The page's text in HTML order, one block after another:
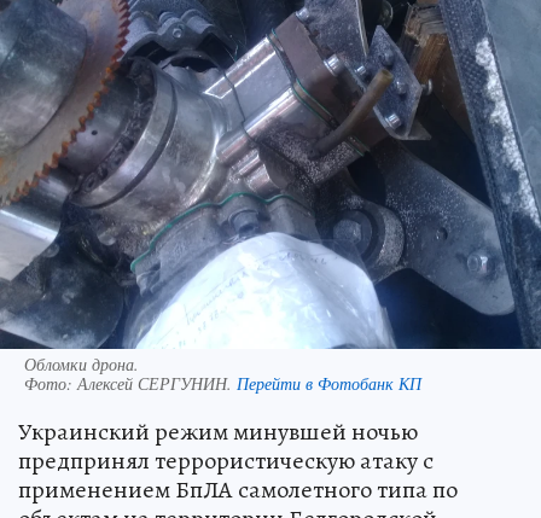
Обломки дрона.
Фото:Алексей СЕРГУНИН. Перейти в Фотобанк КП
Украинский режим минувшей ночью
предпринял террористическую атаку с
применением БпЛА самолетного типа по